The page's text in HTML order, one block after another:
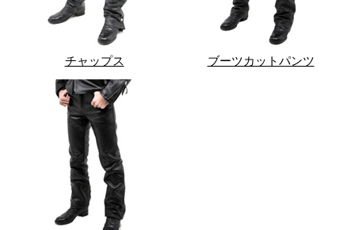
チャップス ブーツカットパンツ